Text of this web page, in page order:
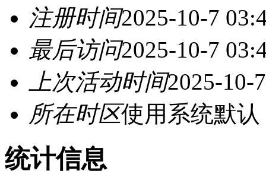
注册时间2025-10-7
最后访问2025-10-7
上次活动时间2025-10-
所在时区使用系统默认
统计信息